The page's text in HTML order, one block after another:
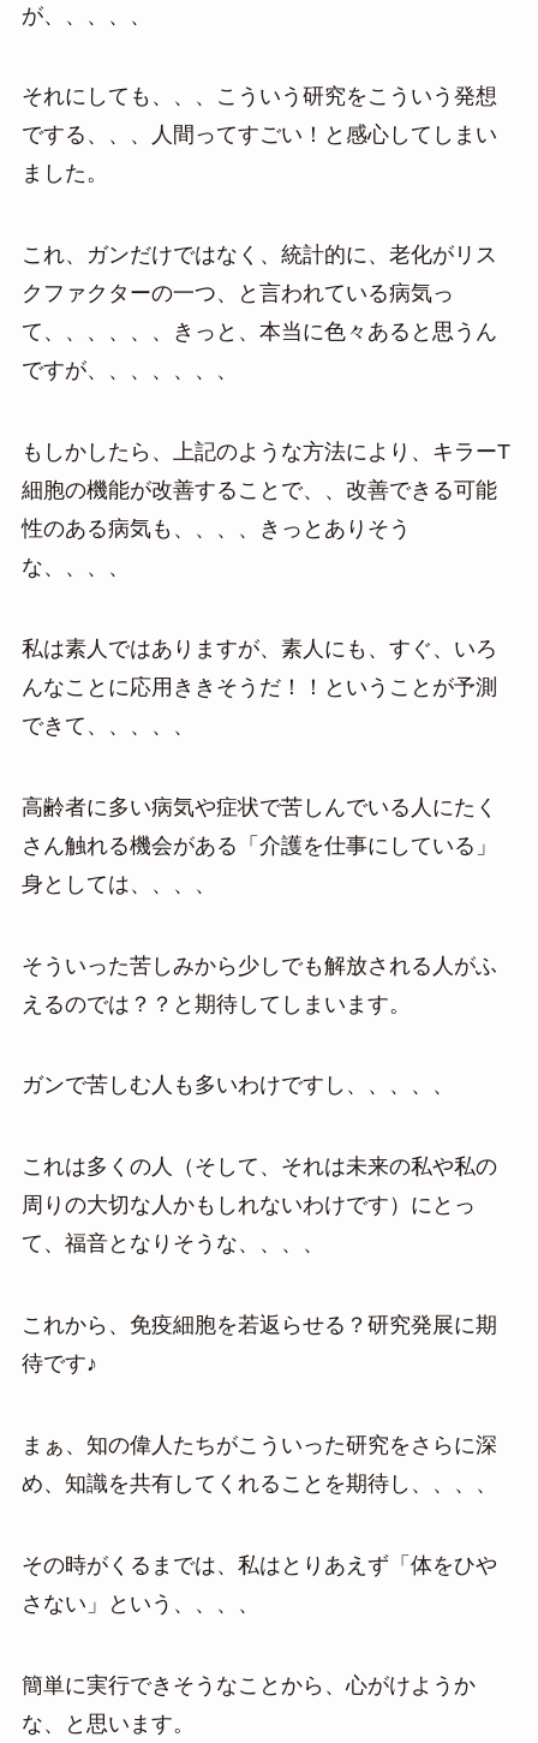
が、、、、、
それにしても、、、こういう研究をこういう発想
でする、、、人間ってすごい！と感心してしまい
ました。
これ、ガンだけではなく、統計的に、老化がリス
クファクターの一つ、と言われている病気っ
て、、、、、、きっと、本当に色々あると思うん
ですが、、、、、、、
もしかしたら、上記のような方法により、キラーT
細胞の機能が改善することで、、改善できる可能
性のある病気も、、、、きっとありそう
な、、、、
私は素人ではありますが、素人にも、すぐ、いろ
んなことに応用ききそうだ！！ということが予測
できて、、、、、
高齢者に多い病気や症状で苦しんでいる人にたく
さん触れる機会がある「介護を仕事にしている」
身としては、、、、
そういった苦しみから少しでも解放される人がふ
えるのでは？？と期待してしまいます。
ガンで苦しむ人も多いわけですし、、、、、
これは多くの人（そして、それは未来の私や私の
周りの大切な人かもしれないわけです）にとっ
て、福音となりそうな、、、、
これから、免疫細胞を若返らせる？研究発展に期
待です♪
まぁ、知の偉人たちがこういった研究をさらに深
め、知識を共有してくれることを期待し、、、、
その時がくるまでは、私はとりあえず「体をひや
さない」という、、、、
簡単に実行できそうなことから、心がけようか
な、と思います。